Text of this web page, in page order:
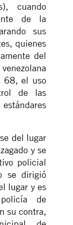
cuando
de la
sus
quienes
del
68, el uso
de las
del lugar
y se
policial
se dirigió
lugar y es
de
su contra,